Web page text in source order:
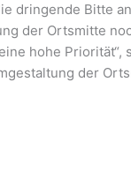
dringende Bitte
der Ortsmitte
hohe
der